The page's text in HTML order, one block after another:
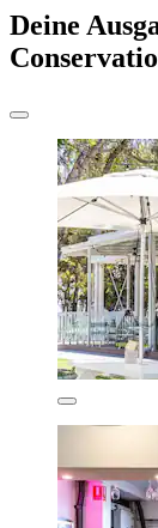
Deine